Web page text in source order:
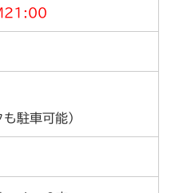
駐車可能）